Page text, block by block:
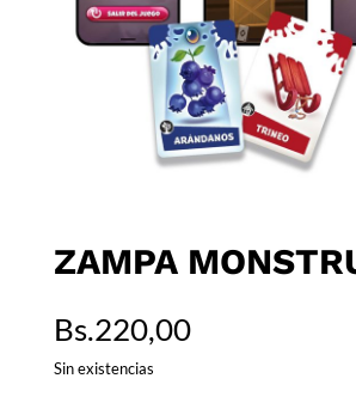
ZAMPA
Bs.220,00
Sin existencias